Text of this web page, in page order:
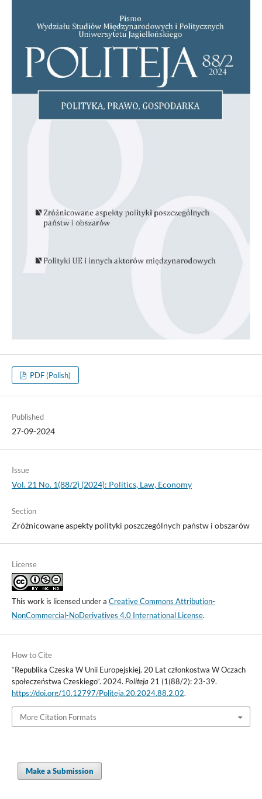
PDF (Polish)
Published
27-09-2024
Issue
Vol. 21 No. 1(88/2) (2024): Politics, Law, Economy
Section
Zróżnicowane aspekty polityki poszczególnych państw i obszarów
License
This work is licensed under a Creative Commons Attribution-
NonCommercial-NoDerivatives 4.0 International License.
How to Cite
“Republika Czeska W Unii Europejskiej. 20 Lat członkostwa W Oczach
społeczeństwa Czeskiego”. 2024. Politeja 21 (1(88/2): 23-39.
https://doi.org/10.12797/Politeja.20.2024.88.2.02.
More Citation Formats
Make a Submission